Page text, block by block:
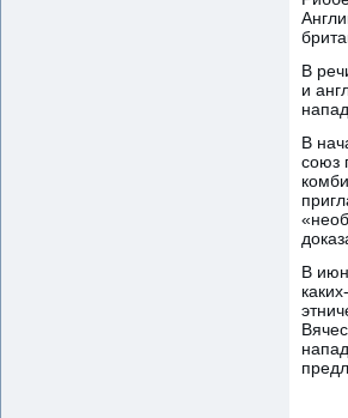
В
и
В
союз
В